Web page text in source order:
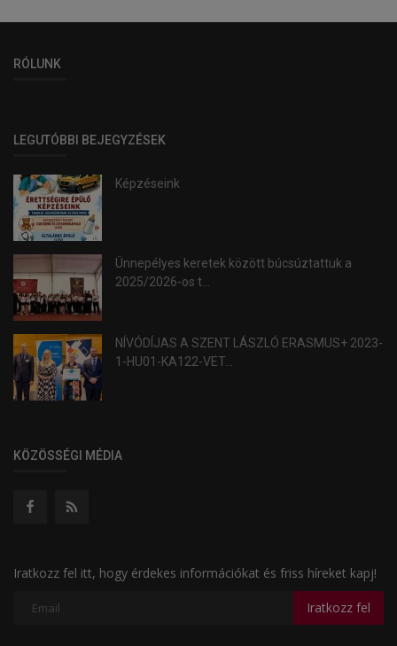
RÓLUNK
LEGUTÓBBI BEJEGYZÉSEK
Képzéseink
Ünnepélyes keretek között búcsúztattuk a
2025/2026-os t...
NÍVÓDÍJAS A SZENT LÁSZLÓ ERASMUS+ 2023-
1-HU01-KA122-VET...
KÖZÖSSÉGI MÉDIA
Iratkozz fel itt, hogy érdekes információkat és friss híreket kapj!
Iratkozz fel